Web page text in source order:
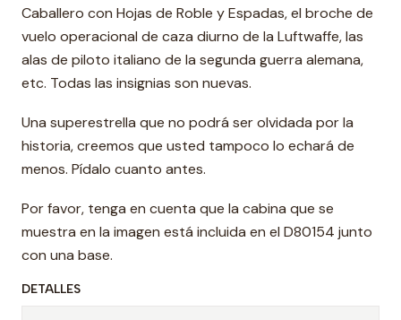
Caballero con Hojas de Roble y Espadas, el broche de
vuelo operacional de caza diurno de la Luftwaffe, las
alas de piloto italiano de la segunda guerra alemana,
etc. Todas las insignias son nuevas.
Una superestrella que no podrá ser olvidada por la
historia, creemos que usted tampoco lo echará de
menos. Pídalo cuanto antes.
Por favor, tenga en cuenta que la cabina que se
muestra en la imagen está incluida en el D80154 junto
con una base.
DETALLES